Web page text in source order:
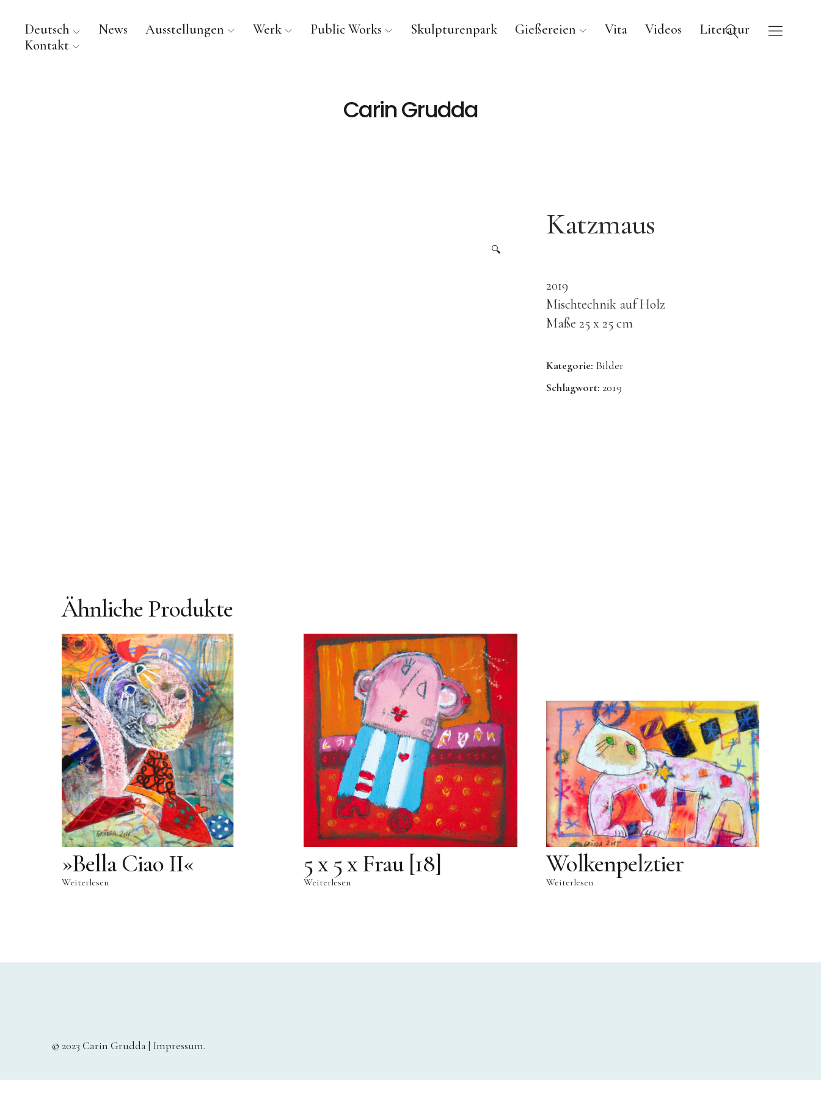
Deutsch News Ausstellungen Werk Public Works Skulpturenpark Gießereien Vita Videos
Literatur
Kontakt
Carin Grudda
🔍
Katzmaus
2019
Mischtechnik auf Holz
Maße 25 x 25 cm
Kategorie: Bilder
Schlagwort: 2019
Ähnliche Produkte
»Bella Ciao II«
Weiterlesen
5 x 5 x Frau [18]
Weiterlesen
Wolkenpelztier
Weiterlesen
© 2023 Carin Grudda | Impressum